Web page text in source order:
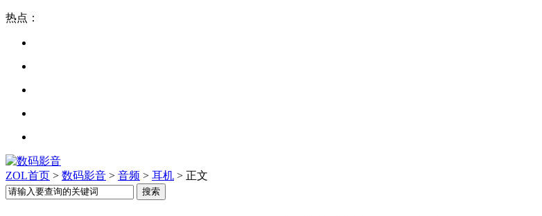
热点：
ZOL首页 > 数码影音 > 音频 > 耳机 > 正文